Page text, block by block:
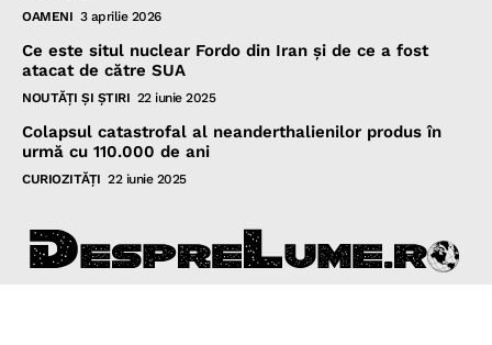
OAMENI 3 aprilie 2026
Ce este situl nuclear Fordo din Iran și de ce a fost
atacat de către SUA
NOUTĂŢI ŞI ŞTIRI 22 iunie 2025
Colapsul catastrofal al neanderthalienilor produs în
urmă cu 110.000 de ani
CURIOZITĂŢI 22 iunie 2025